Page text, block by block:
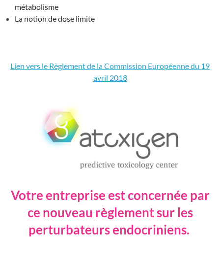
métabolisme
La notion de dose limite
Lien vers le Règlement de la Commission Européenne du 19
avril 2018
Votre entreprise est concernée par
ce nouveau règlement sur les
perturbateurs endocriniens.